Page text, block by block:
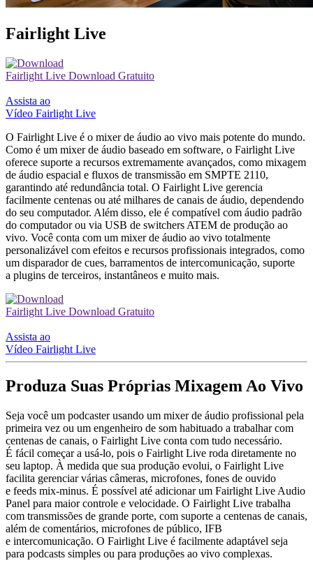
Fairlight Live
Fairlight Live Download Gratuito
Assista ao
Vídeo Fairlight Live
O Fairlight Live é o mixer de áudio ao vivo mais potente do mundo.
Como é um mixer de áudio baseado em software, o Fairlight Live
oferece suporte a recursos extremamente avançados, como mixagem
de áudio espacial e fluxos de transmissão em SMPTE 2110,
garantindo até redundância total. O Fairlight Live gerencia
facilmente centenas ou até milhares de canais de áudio, dependendo
do seu computador. Além disso, ele é compatível com áudio padrão
do computador ou via USB de switchers ATEM de produção ao
vivo. Você conta com um mixer de áudio ao vivo totalmente
personalizável com efeitos e recursos profissionais integrados, como
um disparador de cues, barramentos de intercomunicação, suporte
a plugins de terceiros, instantâneos e muito mais.
Fairlight Live Download Gratuito
Assista ao
Vídeo Fairlight Live
Produza Suas Próprias Mixagem Ao Vivo
Seja você um podcaster usando um mixer de áudio profissional pela
primeira vez ou um engenheiro de som habituado a trabalhar com
centenas de canais, o Fairlight Live conta com tudo necessário.
É fácil começar a usá-lo, pois o Fairlight Live roda diretamente no
seu laptop. À medida que sua produção evolui, o Fairlight Live
facilita gerenciar várias câmeras, microfones, fones de ouvido
e feeds mix-minus. É possível até adicionar um Fairlight Live Audio
Panel para maior controle e velocidade. O Fairlight Live trabalha
com transmissões de grande porte, com suporte a centenas de canais,
além de comentários, microfones de público, IFB
e intercomunicação. O Fairlight Live é facilmente adaptável seja
para podcasts simples ou para produções ao vivo complexas.